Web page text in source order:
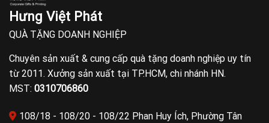
Hưng Việt Phát
QUÀ TẶNG DOANH NGHIỆP
Chuyên sản xuất & cung cấp quà tặng doanh nghiệp uy tín
từ 2011. Xưởng sản xuất tại TP.HCM, chi nhánh HN.
MST: 0310706860
108/18 - 108/20 - 108/22 Phan Huy Ích, Phường Tân